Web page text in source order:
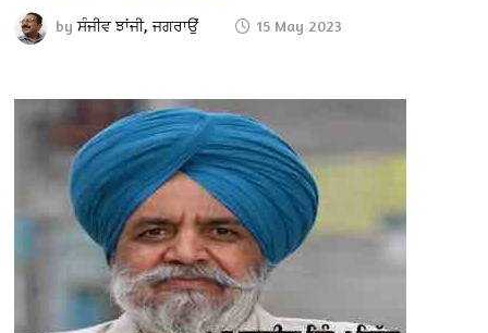
byਸੰਜੀਵ ਝਾਂਜੀ, ਜਗਰਾਉਂ 15 May 2023